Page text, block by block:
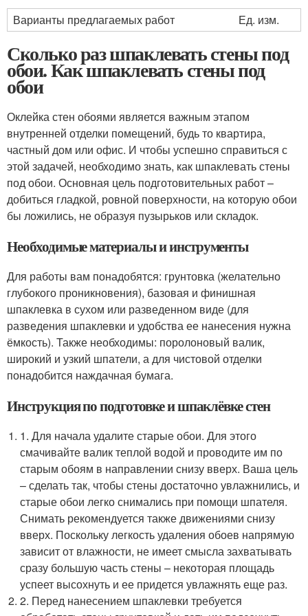
Варианты предлагаемых работ
Ед. изм.
Сколько раз шпаклевать стены под
обои. Как шпаклевать стены под
обои
Оклейка стен обоями является важным этапом
внутренней отделки помещений, будь то квартира,
частный дом или офис. И чтобы успешно справиться с
этой задачей, необходимо знать, как шпаклевать стены
под обои. Основная цель подготовительных работ –
добиться гладкой, ровной поверхности, на которую обои
бы ложились, не образуя пузырьков или складок.
Необходимые материалы и инструменты
Для работы вам понадобятся: грунтовка (желательно
глубокого проникновения), базовая и финишная
шпаклевка в сухом или разведенном виде (для
разведения шпаклевки и удобства ее нанесения нужна
ёмкость). Также необходимы: поролоновый валик,
широкий и узкий шпатели, а для чистовой отделки
понадобится наждачная бумага.
Инструкция по подготовке и шпаклёвке стен
1. Для начала удалите старые обои. Для этого
смачивайте валик теплой водой и проводите им по
старым обоям в направлении снизу вверх. Ваша цель
– сделать так, чтобы стены достаточно увлажнились, и
старые обои легко снимались при помощи шпателя.
Снимать рекомендуется также движениями снизу
вверх. Поскольку легкость удаления обоев напрямую
зависит от влажности, не имеет смысла захватывать
сразу большую часть стены – некоторая площадь
успеет высохнуть и ее придется увлажнять еще раз.
2. Перед нанесением шпаклевки требуется